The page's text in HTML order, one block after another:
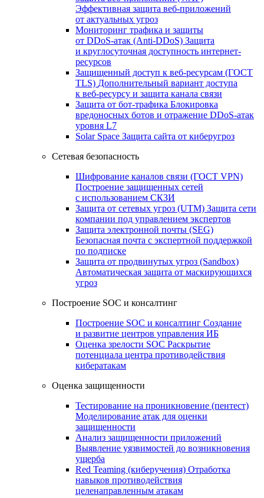
Эффективная защита веб-приложений
от актуальных угроз
Мониторинг трафика и защиты
от DDoS‑атак (Anti‑DDoS) Защита
и круглосуточная доступность интернет-
ресурсов
Защищенный доступ к веб-ресурсам (ГОСТ
TLS) Дополнительный вариант доступа
к веб‑ресурсу и защита канала связи
Защита от бот‑трафика Блокировка
вредоносных ботов и отражение DDoS‑атак
уровня L7
Solar Space Защита сайта от киберугроз
Сетевая безопасность
Шифрование каналов связи (ГОСТ VPN)
Построение защищенных сетей
с использованием СКЗИ
Защита от сетевых угроз (UTM) Защита сети
компании под управлением экспертов
Защита электронной почты (SEG)
Безопасная почта с экспертной поддержкой
по подписке
Защита от продвинутых угроз (Sandbox)
Автоматическая защита от маскирующихся
угроз
Построение SOC и консалтинг
Построение SOC и консалтинг Создание
и развитие центров управления ИБ
Оценка зрелости SOC Раскрытие
потенциала центра противодействия
кибератакам
Оценка защищенности
Тестирование на проникновение (пентест)
Моделирование атак для оценки
защищенности
Анализ защищенности приложений
Выявление уязвимостей до возникновения
ущерба
Red Teaming (киберучения) Отработка
навыков противодействия
целенаправленным атакам